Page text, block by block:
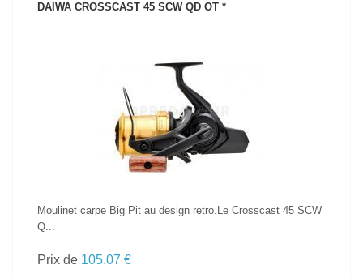
DAIWA CROSSCAST 45 SCW QD OT *
VOIR LE PRODUIT
Moulinet carpe Big Pit au design retro.Le Crosscast 45 SCW
Q...
Prix de 105.07 €